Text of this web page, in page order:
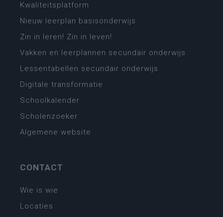
Kwaliteitsplatform
Nieuw leerplan basisonderwijs
Zin in leren! Zin in leven!
Vakken en leerplannen secundair onderwijs
Lessentabellen secundair onderwijs
Digitale transformatie
Schoolkalender
Scholenzoeker
Algemene website
CONTACT
Wie is wie
Locaties